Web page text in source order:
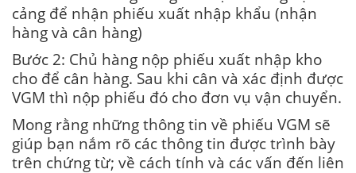
cảng để nhận phiếu xuất nhập khẩu (nhận
hàng và cân hàng)
Bước 2: Chủ hàng nộp phiếu xuất nhập kho
cho để cân hàng. Sau khi cân và xác định được
VGM thì nộp phiếu đó cho đơn vụ vận chuyển.
Mong rằng những thông tin về phiếu VGM sẽ
giúp bạn nắm rõ các thông tin được trình bày
trên chứng từ; về cách tính và các vấn đến liên